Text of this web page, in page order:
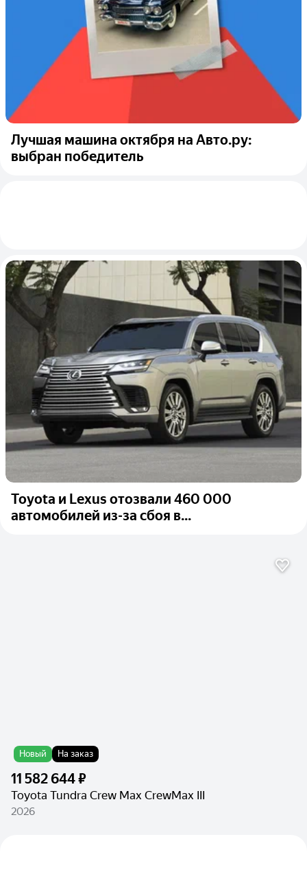
Лучшая машина октября на Авто.ру:
выбран победитель
Toyota и Lexus отозвали 460 000
автомобилей из-за сбоя в...
Новый На заказ
11 582 644 ₽
Toyota Tundra Crew Max CrewMax III
2026